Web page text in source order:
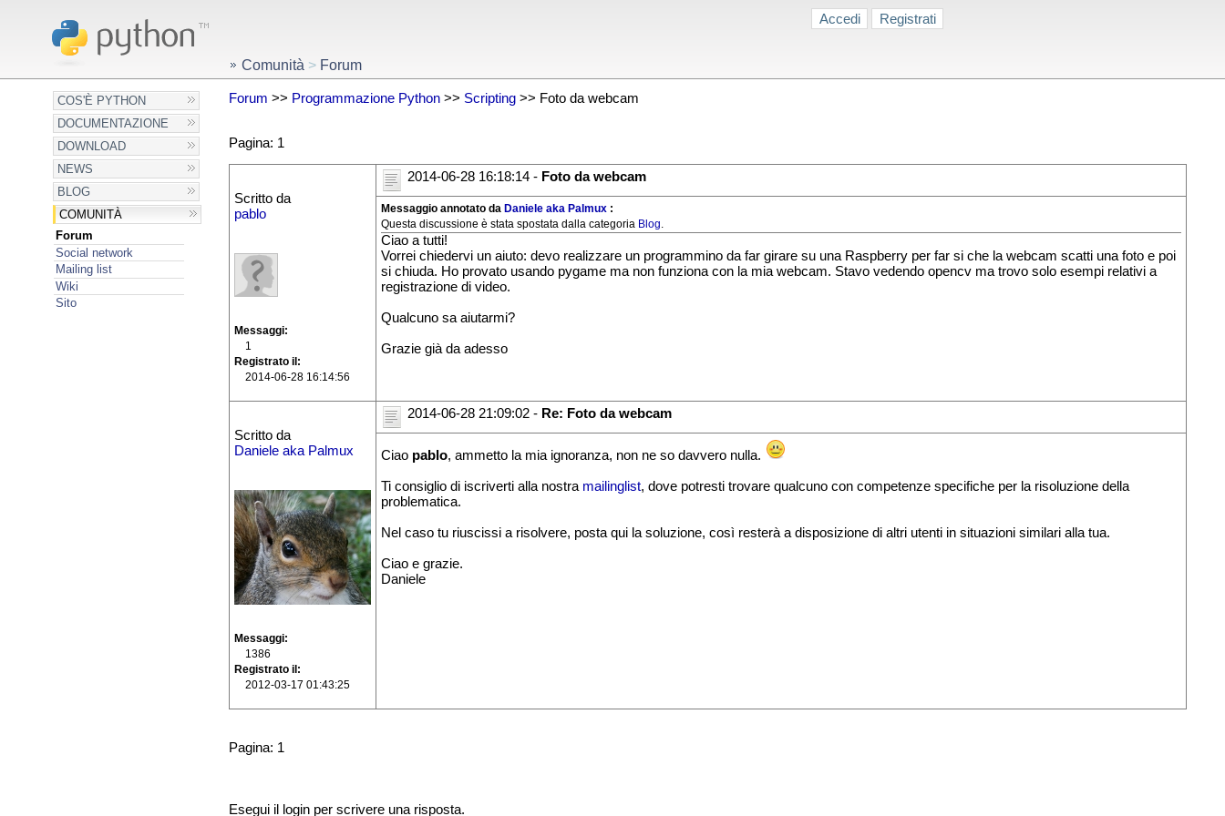
Accedi Registrati
COS'È PYTHON
DOCUMENTAZIONE
DOWNLOAD
NEWS
BLOG
COMUNITÀ
Forum
Social network
Mailing list
Wiki
Sito
Comunità > Forum
Forum >> Programmazione Python>> Scripting>> Foto da webcam
Pagina: 1
Scritto da
pablo
Messaggi
1
Registrato il
2014-06-28 16:14:56
2014-06-28 16:18:14 - Foto da webcam
Messaggio annotato da Daniele aka Palmux :
Questa discussione è stata spostata dalla categoria Blog.
Ciao a tutti!
Vorrei chiedervi un aiuto: devo realizzare un programmino da far girare su una Raspberry per far si che la webcam scatti una foto e poi
si chiuda. Ho provato usando pygame ma non funziona con la mia webcam. Stavo vedendo opencv ma trovo solo esempi relativi a
registrazione di video.
Qualcuno sa aiutarmi?
Grazie già da adesso
Scritto da
Daniele aka Palmux
Messaggi
1386
Registrato il
2012-03-17 01:43:25
2014-06-28 21:09:02 - Re: Foto da webcam
Ciao pablo, ammetto la mia ignoranza, non ne so davvero nulla.
Ti consiglio di iscriverti alla nostra mailinglist, dove potresti trovare qualcuno con competenze specifiche per la risoluzione della
problematica.
Nel caso tu riuscissi a risolvere, posta qui la soluzione, così resterà a disposizione di altri utenti in situazioni similari alla tua.
Ciao e grazie.
Daniele
Pagina: 1
Esegui il login per scrivere una risposta.